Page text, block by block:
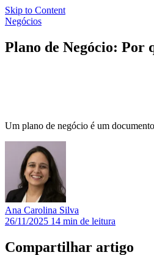
Skip to Content
Negócios
Plano de Negócio: Por
Um plano de negócio é um
Ana Carolina Silva
26/11/2025 14 min de leitura
Compartilhar artigo